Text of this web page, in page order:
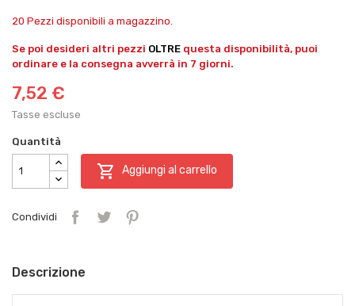
20 Pezzi disponibili a magazzino.
Se poi desideri altri pezzi OLTRE questa disponibilità, puoi
ordinare e la consegna avverrà in 7 giorni.
7,52 €
Tasse escluse
Quantità
 Aggiungi al carrello
Condividi
Descrizione